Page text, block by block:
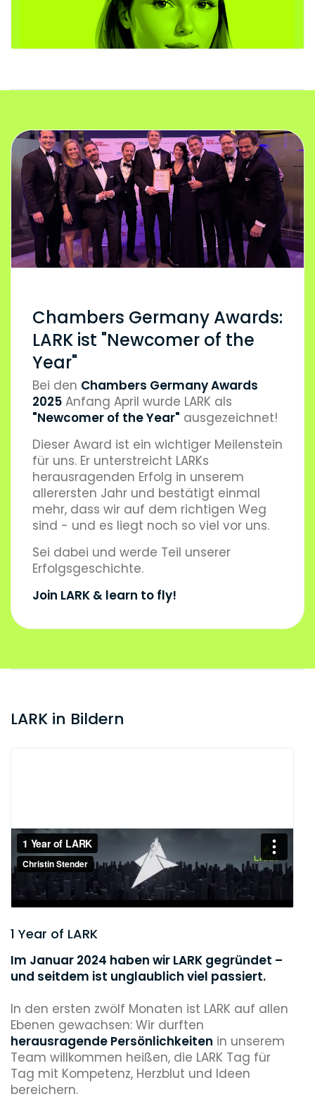
Chambers Germany Awards:
LARK ist "Newcomer of the
Year"
Bei den Chambers Germany Awards
2025 Anfang April wurde LARK als
"Newcomer of the Year" ausgezeichnet!
Dieser Award ist ein wichtiger Meilenstein
für uns. Er unterstreicht LARKs
herausragenden Erfolg in unserem
allerersten Jahr und bestätigt einmal
mehr, dass wir auf dem richtigen Weg
sind - und es liegt noch so viel vor uns.
Sei dabei und werde Teil unserer
Erfolgsgeschichte.
Join LARK & learn to fly!
LARK in Bildern
1 Year of LARK
Im Januar 2024 haben wir LARK gegründet –
und seitdem ist unglaublich viel passiert.
In den ersten zwölf Monaten ist LARK auf allen
Ebenen gewachsen: Wir durften
herausragende Persönlichkeiten in unserem
Team willkommen heißen, die LARK Tag für
Tag mit Kompetenz, Herzblut und Ideen
bereichern.